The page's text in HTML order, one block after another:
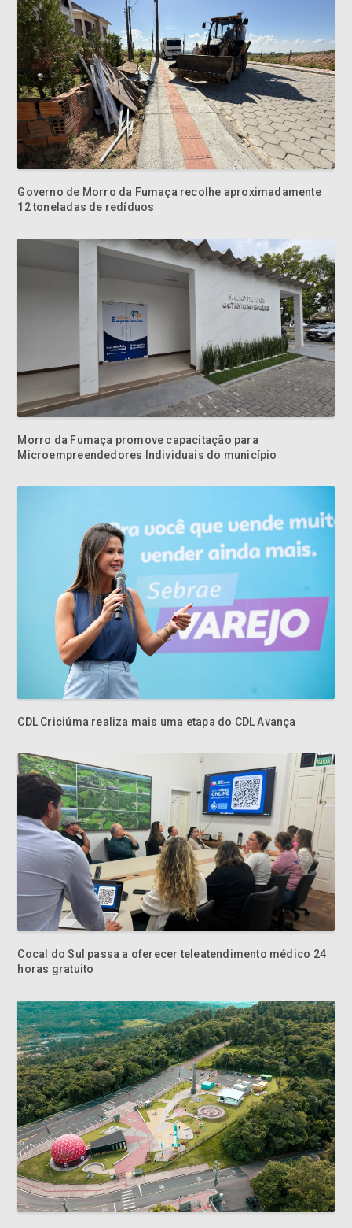
Governo de Morro da Fumaça recolhe aproximadamente
12 toneladas de redíduos
Morro da Fumaça promove capacitação para
Microempreendedores Individuais do município
CDL Criciúma realiza mais uma etapa do CDL Avança
Cocal do Sul passa a oferecer teleatendimento médico 24
horas gratuito